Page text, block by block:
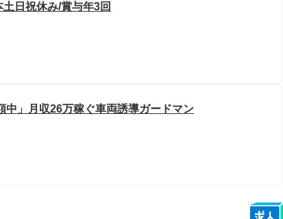
日祝休み/賞与年3回
中」月収26万稼ぐ車両誘導ガードマン